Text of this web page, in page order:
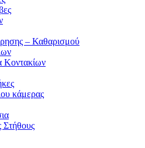
– Καθαρισμού
Κοντακίων
κάμερας
Στήθους